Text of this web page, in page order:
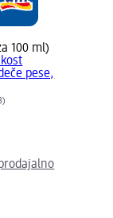
100 ml)
pese,